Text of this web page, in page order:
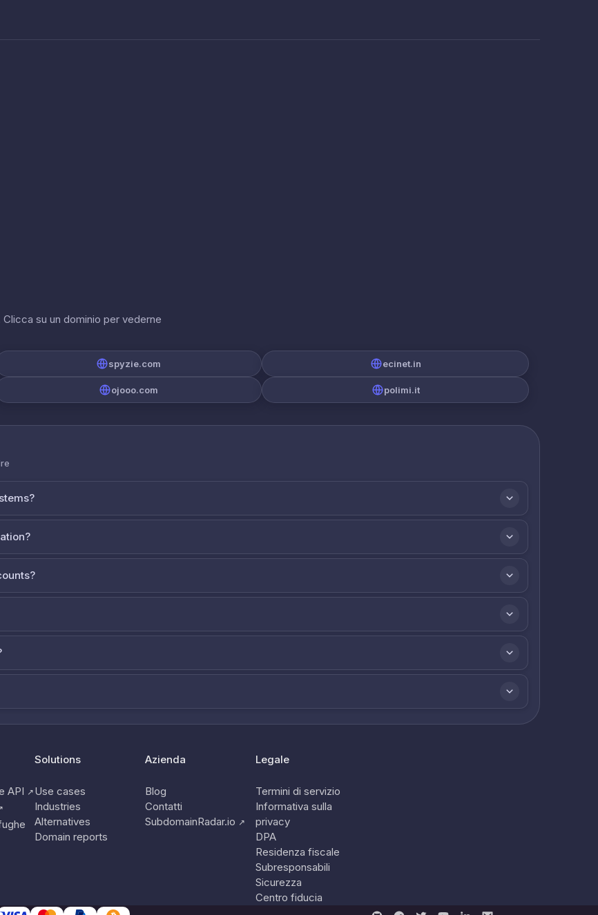
su un dominio per vederne
spyzie.com ecinet.in
ojooo.com polimi.it
API ↗
Solutions
Use cases
Industries
Alternatives
Domain reports
Azienda
Blog
Contatti
SubdomainRadar.io ↗
Legale
Termini di servizio
Informativa sulla
privacy
DPA
Residenza fiscale
Subresponsabili
Sicurezza
Centro fiducia